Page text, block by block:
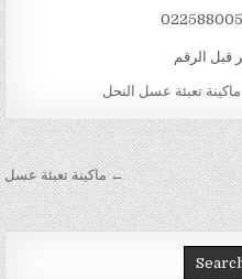
ماكينة تعبئة عسل النحل
← ماكينة تعبئة عسل